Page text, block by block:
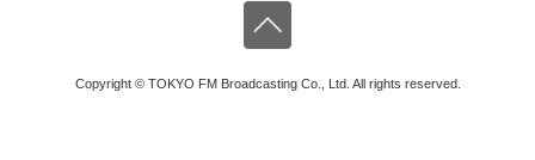
Copyright © TOKYO FM Broadcasting Co., Ltd. All rights reserved.